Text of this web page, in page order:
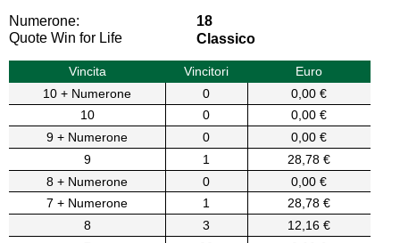
Numerone:
18
Quote Win for Life
Classico
Vincita Vincitori
Euro
10 + Numerone
0
0,00 €
10
0
0,00 €
9 + Numerone
0
0,00 €
9
1
28,78 €
8 + Numerone
0
0,00 €
7 + Numerone
1
28,78 €
8
3
12,16 €